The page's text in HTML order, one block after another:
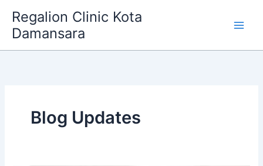
content
Regalion Clinic Kota
Damansara
Blog Updates